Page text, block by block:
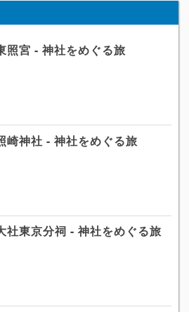
照宮 - 神社をめぐる旅
崎神社 - 神社をめぐる旅
社東京分祠 - 神社をめぐる旅